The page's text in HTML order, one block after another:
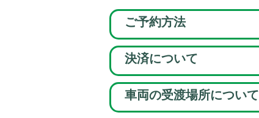
ご予約方法
決済について
車両の受渡場所について